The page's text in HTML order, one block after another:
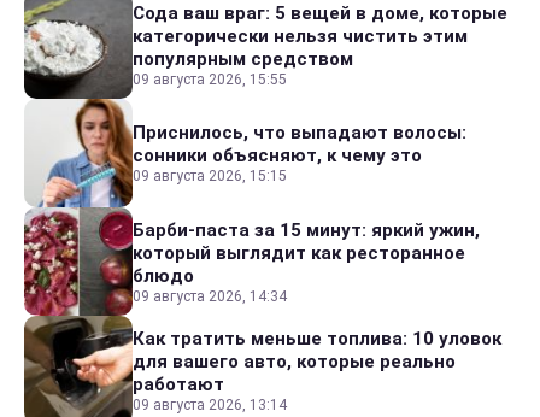
Сода ваш враг: 5 вещей в доме, которые
категорически нельзя чистить этим
популярным средством
09 августа 2026, 15:55
Приснилось, что выпадают волосы:
сонники объясняют, к чему это
09 августа 2026, 15:15
Барби-паста за 15 минут: яркий ужин,
который выглядит как ресторанное
блюдо
09 августа 2026, 14:34
Как тратить меньше топлива: 10 уловок
для вашего авто, которые реально
работают
09 августа 2026, 13:14